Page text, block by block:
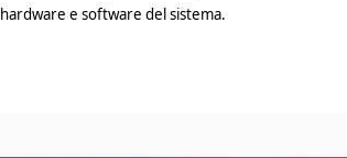
hardware e software del sistema.